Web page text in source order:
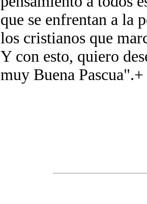
que se enfrentan a la
los cristianos que
Y con esto, quiero
muy Buena Pascua".+